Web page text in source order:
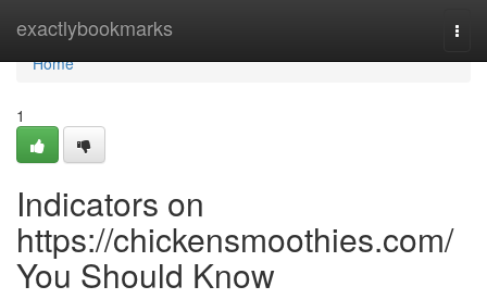
exactlybookmarks
Home
Home
1
Indicators on
https://chickensmoothies.com/
You Should Know